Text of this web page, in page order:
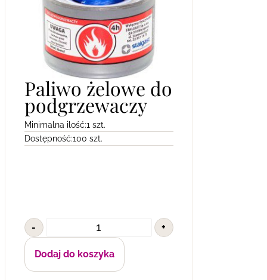
Paliwo żelowe do
podgrzewaczy
Minimalna ilość:1 szt.
Dostępność:100 szt.
- +
Dodaj do koszyka